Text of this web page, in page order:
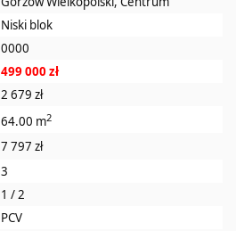
Niski blok
0000
499 000 zł
2 679 zł
64.00 m2
7 797 zł
3
1 / 2
PCV